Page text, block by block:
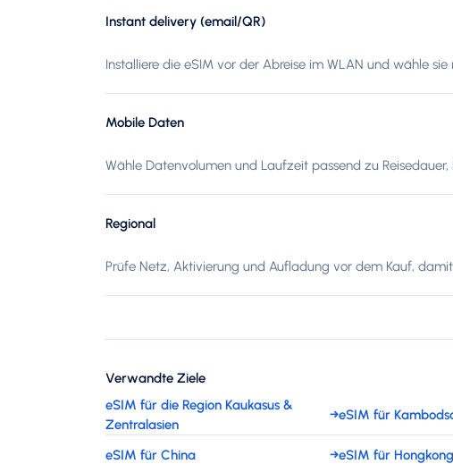
Instant delivery (email/QR)
Installiere die eSIM vor der Abreise im WLAN und wähle
Mobile Daten
Wähle Datenvolumen und Laufzeit passend zu
Regional
Prüfe Netz, Aktivierung und Aufladung vor dem Kauf,
Verwandte Ziele
eSIM für die Region Kaukasus &
Zentralasien
→eSIM für
eSIM für China →eSIM für Hongkong